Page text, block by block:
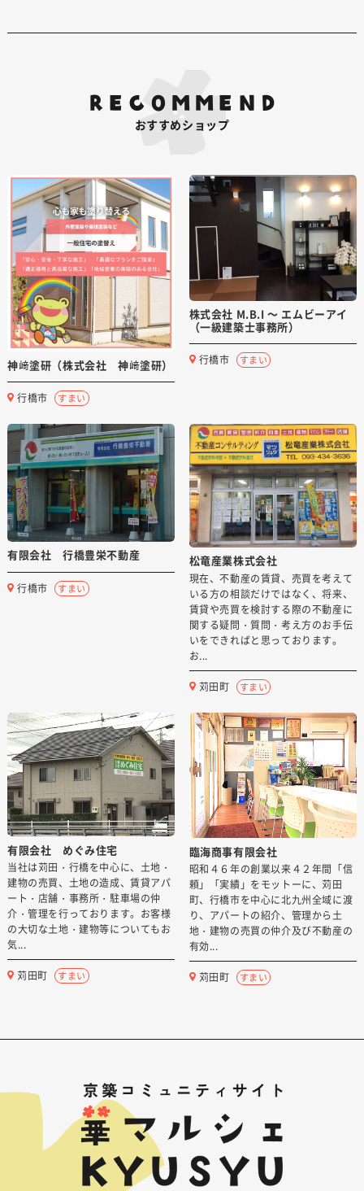
RECOMMEND
おすすめショップ
神﨑塗研（株式会社 神﨑塗研）
行橋市 すまい
株式会社 M.B.I ～ エムビーアイ
（一級建築士事務所）
行橋市 すまい
有限会社 行橋豊栄不動産
行橋市 すまい
松竜産業株式会社
現在、不動産の賃貸、売買を考えて
いる方の相談だけではなく、将来、
賃貸や売買を検討する際の不動産に
関する疑問・質問・考え方のお手伝
いをできればと思っております。
お...
苅田町 すまい
有限会社 めぐみ住宅
当社は苅田・行橋を中心に、土地・
建物の売買、土地の造成、賃貸アパ
ート・店舗・事務所・駐車場の仲
介・管理を行っております。お客様
の大切な土地・建物等についてもお
気...
苅田町 すまい
臨海商事有限会社
昭和４６年の創業以来４２年間「信
頼」「実績」をモットーに、苅田
町、行橋市を中心に北九州全域に渡
り、アパートの紹介、管理から土
地・建物の売買の仲介及び不動産の
有効...
苅田町 すまい